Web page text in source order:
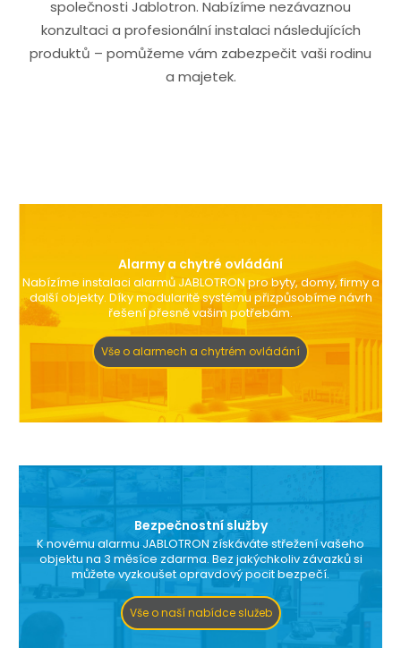
společnosti Jablotron. Nabízíme nezávaznou
konzultaci a profesionální instalaci následujících
produktů – pomůžeme vám zabezpečit vaši rodinu
a majetek.
Alarmy a chytré ovládání
Nabízíme instalaci alarmů JABLOTRON pro byty, domy, firmy a
další objekty. Díky modularitě systému přizpůsobíme návrh
řešení přesně vašim potřebám.
Vše o alarmech a chytrém ovládání
Bezpečnostní služby
K novému alarmu JABLOTRON získáváte střežení vašeho
objektu na 3 měsíce zdarma. Bez jakýchkoliv závazků si
můžete vyzkoušet opravdový pocit bezpečí.
Vše o naší nabídce služeb